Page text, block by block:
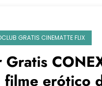
GRATIS CINEMATTE FLIX
Gratis
filme erótico